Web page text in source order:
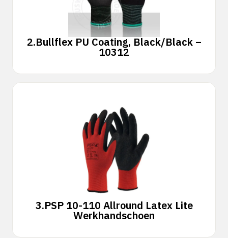
2.Bullflex PU Coating, Black/Black –
10312
3.PSP 10-110 Allround Latex Lite
Werkhandschoen